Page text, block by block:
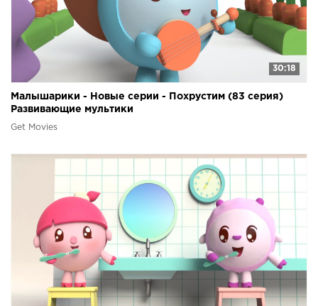
30:18
Малышарики - Новые серии - Похрустим (83 серия)
Развивающие мультики
Get Movies